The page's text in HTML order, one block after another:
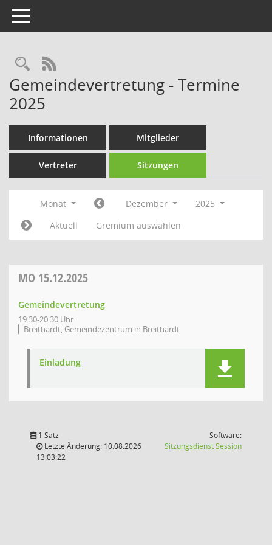
Toggle navigation
Rechercheauswahl
RSS-Feed
Gemeindevertretung - Termine
2025
Informationen Mitglieder
Vertreter Sitzungen
Monat Dezember
2025
Aktuell
Gremium auswählen
MO 15.12.2025
Gemeindevertretung
19:30-20:30 Uhr
Breithardt, Gemeindezentrum in Breithardt
Einladung
1 Satz
Letzte Änderung: 10.08.2026
13:03:22
Software:
SitzungsdienstSession(Wird in